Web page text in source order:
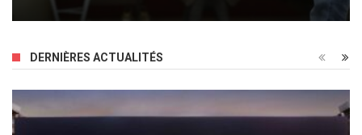
DERNIÈRES ACTUALITÉS